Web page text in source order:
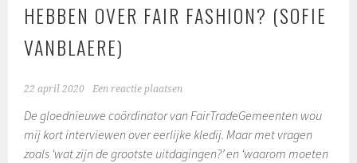
HEBBEN OVER FAIR FASHION? (SOFIE
VANBLAERE)
22 april 2020 Een reactie plaatsen
De gloednieuwe coördinator van FairTradeGemeenten wou
mij kort interviewen over eerlijke kledij. Maar met vragen
zoals ‘wat zijn de grootste uitdagingen?’ en ‘waarom moeten